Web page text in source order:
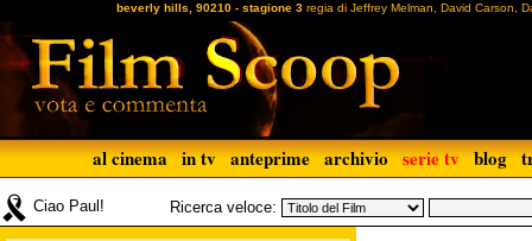
beverly hills, 90210 - stagione 3 regia di Jeffrey Melman, David Carson,
al cinema in tv anteprime archivio serie tv blog
Ciao Paul! Ricerca veloce: